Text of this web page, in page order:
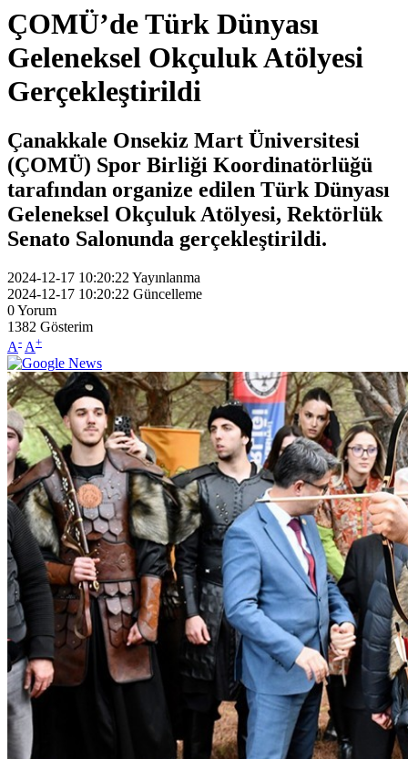
ÇOMÜ’de Türk Dünyası
Geleneksel Okçuluk Atölyesi
Gerçekleştirildi
Çanakkale Onsekiz Mart Üniversitesi
(ÇOMÜ) Spor Birliği Koordinatörlüğü
tarafından organize edilen Türk Dünyası
Geleneksel Okçuluk Atölyesi, Rektörlük
Senato Salonunda gerçekleştirildi.
2024-12-17 10:20:22 Yayınlanma
2024-12-17 10:20:22 Güncelleme
0Yorum
1382 Gösterim
A- A+